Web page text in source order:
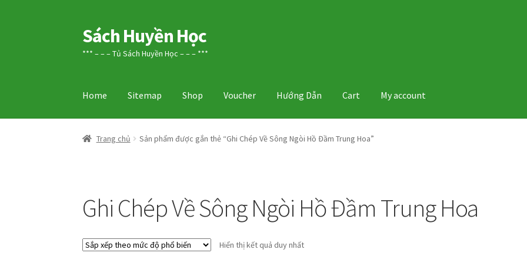
Đi
đến
Chuyển
đến
Sách Huyền Học
*** – – – Tủ Sách Huyền Học – – – ***
Home Sitemap Shop Voucher Hướng Dẫn Cart My account
Trang chủ Sản phẩm được gắn thẻ “Ghi Chép Về Sông Ngòi Hồ Đầm Trung Hoa”
Ghi Chép Về Sông Ngòi Hồ Đầm Trung Hoa
Hiển thị kết quả duy nhất